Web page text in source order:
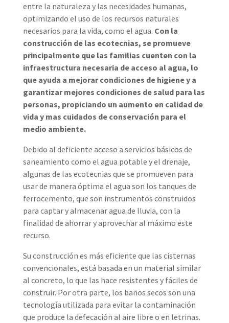
entre la naturaleza y las necesidades humanas,
optimizando el uso de los recursos naturales
necesarios para la vida, como el agua. Con la
construcción de las ecotecnias, se promueve
principalmente que las familias cuenten con la
infraestructura necesaria de acceso al agua, lo
que ayuda a mejorar condiciones de higiene y a
garantizar mejores condiciones de salud para las
personas, propiciando un aumento en calidad de
vida y mas cuidados de conservación para el
medio ambiente.
Debido al deficiente acceso a servicios básicos de
saneamiento como el agua potable y el drenaje,
algunas de las ecotecnias que se promueven para
usar de manera óptima el agua son los tanques de
ferrocemento, que son instrumentos construidos
para captar y almacenar agua de lluvia, con la
finalidad de ahorrar y aprovechar al máximo este
recurso.
Su construcción es más eficiente que las cisternas
convencionales, está basada en un material similar
al concreto, lo que las hace resistentes y fáciles de
construir. Por otra parte, los baños secos son una
tecnología utilizada para evitar la contaminación
que produce la defecación al aire libre o en letrinas.